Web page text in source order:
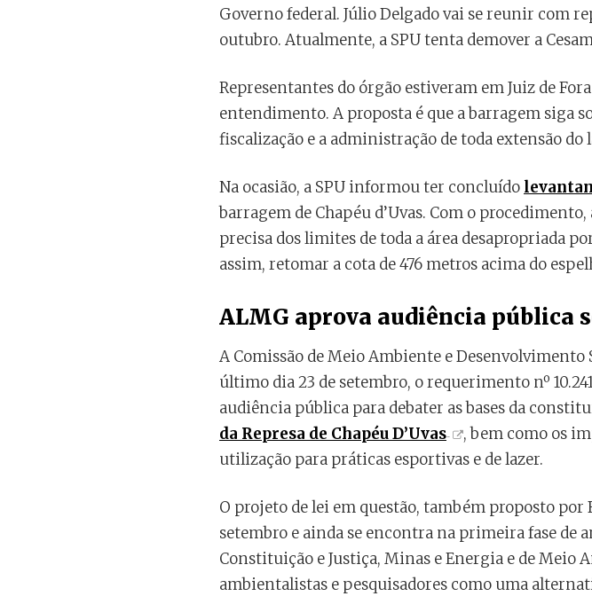
Governo federal. Júlio Delgado vai se reunir com
outubro. Atualmente, a SPU tenta demover a
Representantes do órgão estiveram em Juiz de
entendimento. A proposta é que a barragem siga
fiscalização e a administração de toda extensão
Na ocasião, a SPU informou ter concluído
barragem de Chapéu d’Uvas. Com o
precisa dos limites de toda a área desapropriada
assim, retomar a cota de 476 metros acima do
ALMG aprova audiência pública
A Comissão de Meio Ambiente e
último dia 23 de setembro, o requerimento nº
audiência pública para debater as bases da
da Represa de Chapéu D’Uvas
, bem como os
utilização para práticas esportivas e de lazer.
O projeto de lei em questão, também proposto
setembro e ainda se encontra na primeira fase de
Constituição e Justiça, Minas e Energia e de Meio
ambientalistas e pesquisadores como uma